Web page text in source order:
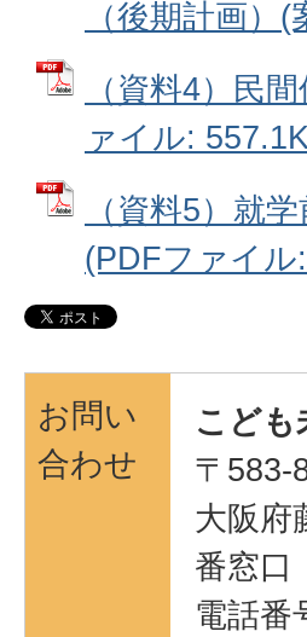
（後期計画）
（資料4）民
ァイル:
（資料5）就
(PDFファイル
お問い
合わせ
こども
〒583-
大阪府
番窓口
電話番